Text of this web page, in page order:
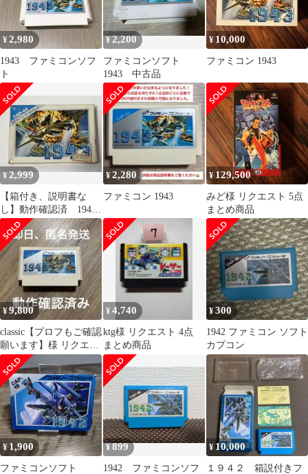
¥2,980
1943 ファミコンソフ
ト
¥2,200
ファミコンソフト
1943 中古品
¥ 10,000
ファミコン 1943
¥2,999
【箱付き、説明書な
し】動作確認済 1943
ファミコン
¥2,280
ファミコン 1943
¥ 129,500
みど様 リクエスト 5点
まとめ商品
¥9,800
classic【プロフもご確認
願います】様 リクエス
ト 7点 まとめ商品
¥4,740
ktg様 リクエスト 4点
まとめ商品
¥300
1942 ファミコン ソフト
カプコン
¥1,900
ファミコンソフト
¥899
1942 ファミコンソフ
¥ 10,000
１９４２ 箱説付きフ